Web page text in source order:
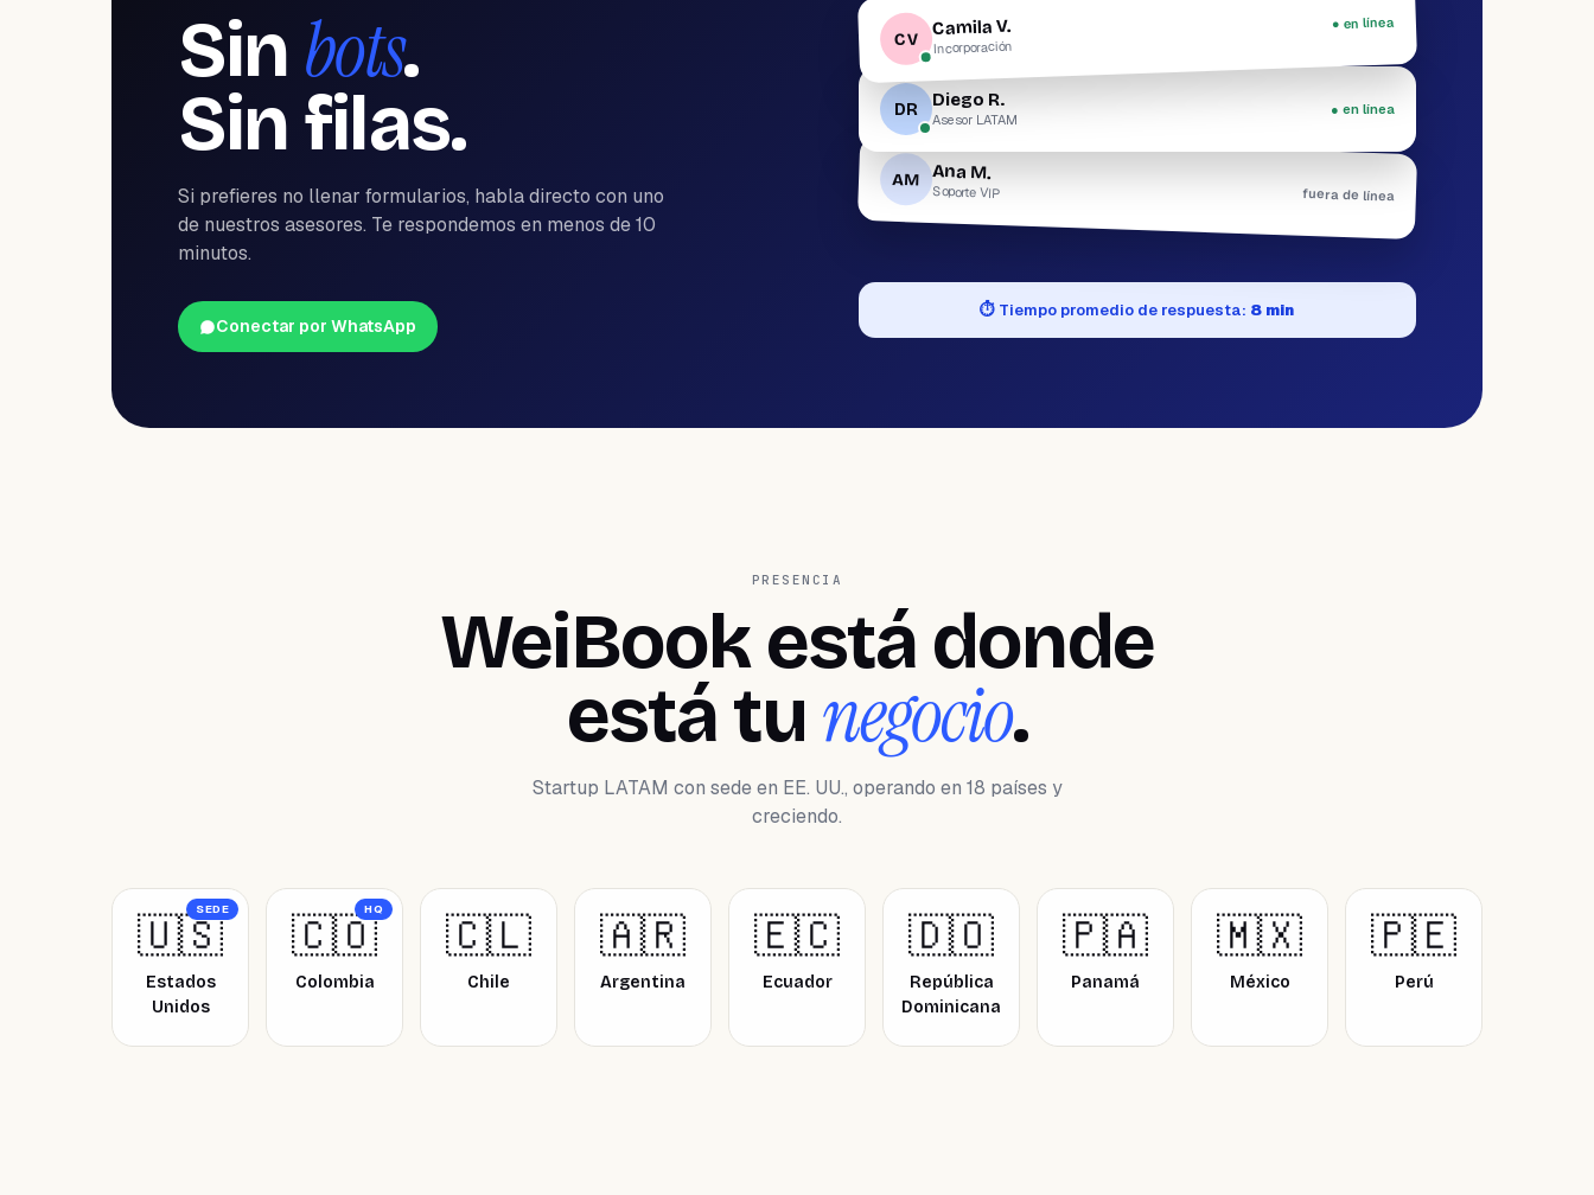
Sin bots.
Sin filas.
Si prefieres no llenar formularios, habla directo con uno
de nuestros asesores. Te respondemos en menos de 10
minutos.
Conectar por WhatsApp
CV Camila V.
Incorporación
● en línea
DR Diego R.
Asesor LATAM
● en línea
AM Ana M.
Soporte VIP fuera de línea
⏱ Tiempo promedio de respuesta: 8 min
PRESENCIA
WeiBook está donde
está tu negocio.
Startup LATAM con sede en EE. UU., operando en 18 países y
creciendo.
🇺🇸
Estados
Unidos
SEDE 🇨🇴
Colombia
HQ 🇨🇱
Chile
🇦🇷
Argentina
🇪🇨
Ecuador
🇩🇴
República
Dominicana
🇵🇦
Panamá
🇲🇽
México
🇵🇪
Perú